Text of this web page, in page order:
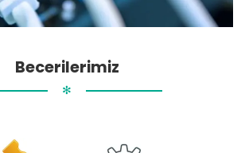
Becerilerimiz
✻